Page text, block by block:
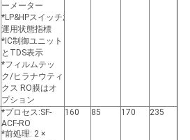
ーメーター
*LP&HPスイッチ;
運用状態指標
*IC制御ユニット
とTDS表示
*フィルムテッ
ク/ヒラナウティ
クス RO膜はオ
プション
*プロセス:SF-
ACF-RO
*前処理: 2 ×
160 85 170 235